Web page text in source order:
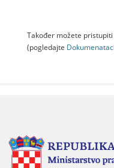
Također možete
(pogledajte